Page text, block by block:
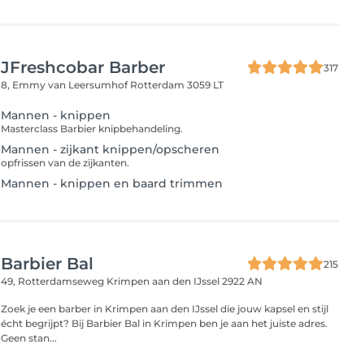
JFreshcobar Barber
317
8, Emmy van Leersumhof Rotterdam 3059 LT
Mannen - knippen
Masterclass Barbier knipbehandeling.
Mannen - zijkant knippen/opscheren
opfrissen van de zijkanten.
Mannen - knippen en baard trimmen
Barbier Bal
215
49, Rotterdamseweg Krimpen aan den IJssel 2922 AN
Zoek je een barber in Krimpen aan den IJssel die jouw kapsel en stijl
écht begrijpt? Bij Barbier Bal in Krimpen ben je aan het juiste adres.
Geen stan...